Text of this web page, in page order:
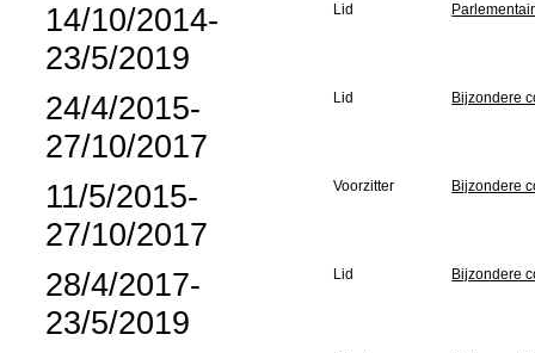
14/10/2014-
23/5/2019
Lid
24/4/2015-
27/10/2017
Lid Bijzondere
11/5/2015-
27/10/2017
Voorzitter Bijzondere
28/4/2017-
23/5/2019
Lid Bijzondere